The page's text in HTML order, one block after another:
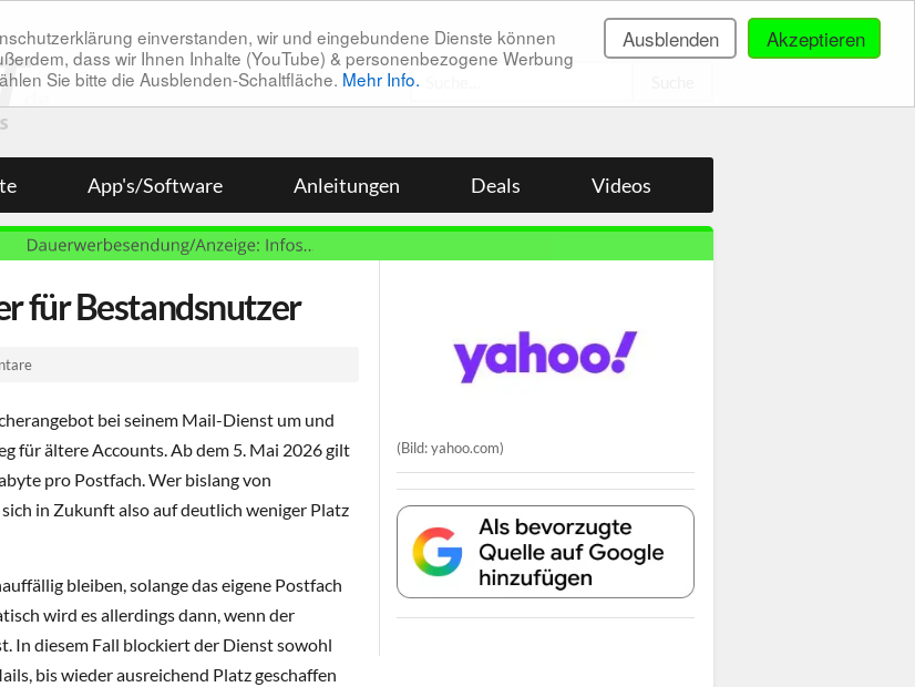
Akzeptieren
Ausblenden
einverstanden, wir und eingebundene Dienste können
dass wir Ihnen Inhalte (YouTube) & personenbezogene Werbung
Sie bitte die Ausblenden-Schaltfläche. Mehr Info.
App's/Software Anleitungen Deals Videos
für Bestandsnutzer
bei seinem Mail-Dienst um und
für ältere Accounts. Ab dem 5. Mai 2026 gilt
pro Postfach. Wer bislang von
in Zukunft also auf deutlich weniger Platz
bleiben, solange das eigene Postfach
wird es allerdings dann, wenn der
In diesem Fall blockiert der Dienst sowohl
bis wieder ausreichend Platz geschaffen
(Bild: yahoo.com)